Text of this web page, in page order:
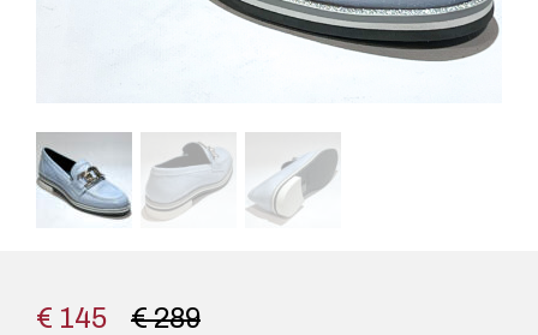
€ 289
€ 145